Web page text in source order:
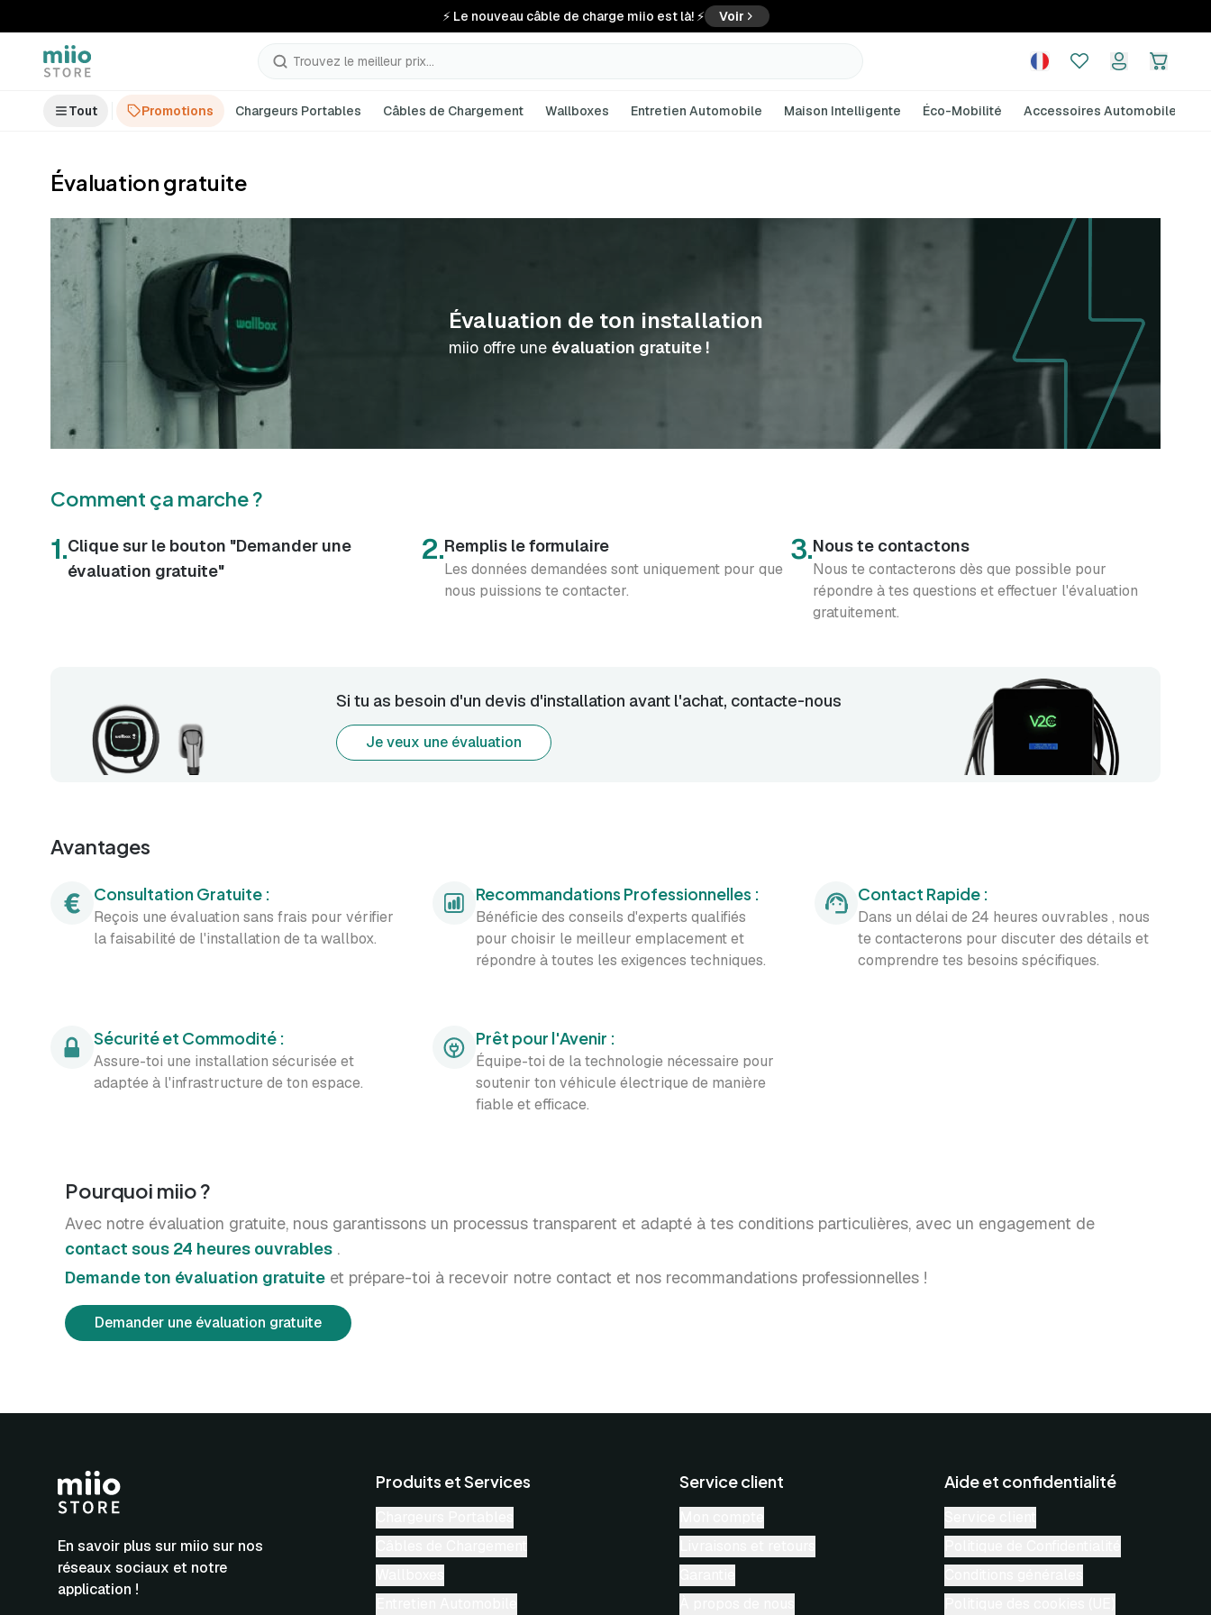
⚡ Le nouveau câble de charge miio est là! ⚡ Voir
Trouvez le meilleur prix...
Tout Promotions Chargeurs Portables Câbles de Chargement Wallboxes Entretien Automobile Maison Intelligente Éco-Mobilité Accessoires Automobile
Évaluation gratuite
Évaluation de ton installation
miio offre une évaluation gratuite !
Comment ça marche ?
1.Clique sur le bouton "Demander une
évaluation gratuite"
2.Remplis le formulaire
Les données demandées sont uniquement pour que
nous puissions te contacter.
3.Nous te contactons
Nous te contacterons dès que possible pour
répondre à tes questions et effectuer l'évaluation
gratuitement.
Si tu as besoin d'un devis d'installation avant l'achat, contacte-nous
Je veux une évaluation
Avantages
Consultation Gratuite :
Reçois une évaluation sans frais pour vérifier
la faisabilité de l'installation de ta wallbox.
Recommandations Professionnelles :
Bénéficie des conseils d'experts qualifiés
pour choisir le meilleur emplacement et
répondre à toutes les exigences techniques.
Contact Rapide :
Dans un délai de 24 heures ouvrables , nous
te contacterons pour discuter des détails et
comprendre tes besoins spécifiques.
Sécurité et Commodité :
Assure-toi une installation sécurisée et
adaptée à l'infrastructure de ton espace.
Prêt pour l'Avenir :
Équipe-toi de la technologie nécessaire pour
soutenir ton véhicule électrique de manière
fiable et efficace.
Pourquoi miio ?
Avec notre évaluation gratuite, nous garantissons un processus transparent et adapté à tes conditions particulières, avec un engagement de
contact sous 24 heures ouvrables .
Demande ton évaluation gratuite et prépare-toi à recevoir notre contact et nos recommandations professionnelles !
Demander une évaluation gratuite
En savoir plus sur miio sur nos
réseaux sociaux et notre
application !
Produits et Services Service client Aide et confidentialité